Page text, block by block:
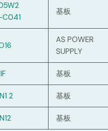
C041
基板
AS POWER
SUPPLY
基板
2 基板
基板